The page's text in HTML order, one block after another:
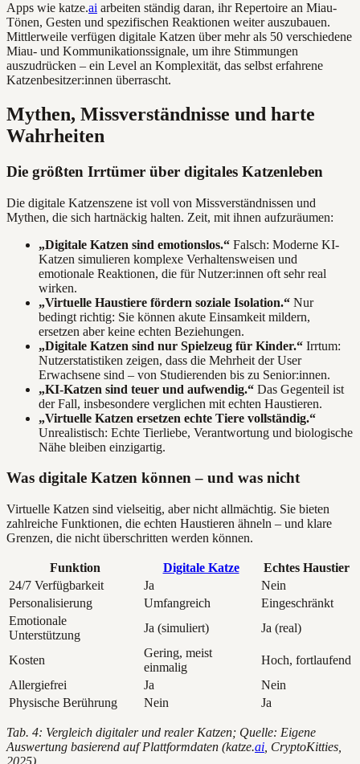
Apps wie katze.ai arbeiten ständig daran, ihr Repertoire an Miau-
Tönen, Gesten und spezifischen Reaktionen weiter auszubauen.
Mittlerweile verfügen digitale Katzen über mehr als 50 verschiedene
Miau- und Kommunikationssignale, um ihre Stimmungen
auszudrücken – ein Level an Komplexität, das selbst erfahrene
Katzenbesitzer:innen überrascht.
Mythen, Missverständnisse und harte
Wahrheiten
Die größten Irrtümer über digitales Katzenleben
Die digitale Katzenszene ist voll von Missverständnissen und
Mythen, die sich hartnäckig halten. Zeit, mit ihnen aufzuräumen:
„Digitale Katzen sind emotionslos.“ Falsch: Moderne KI-
Katzen simulieren komplexe Verhaltensweisen und
emotionale Reaktionen, die für Nutzer:innen oft sehr real
wirken.
„Virtuelle Haustiere fördern soziale Isolation.“ Nur
bedingt richtig: Sie können akute Einsamkeit mildern,
ersetzen aber keine echten Beziehungen.
„Digitale Katzen sind nur Spielzeug für Kinder.“ Irrtum:
Nutzerstatistiken zeigen, dass die Mehrheit der User
Erwachsene sind – von Studierenden bis zu Senior:innen.
„KI-Katzen sind teuer und aufwendig.“ Das Gegenteil ist
der Fall, insbesondere verglichen mit echten Haustieren.
„Virtuelle Katzen ersetzen echte Tiere vollständig.“
Unrealistisch: Echte Tierliebe, Verantwortung und biologische
Nähe bleiben einzigartig.
Was digitale Katzen können – und was nicht
Virtuelle Katzen sind vielseitig, aber nicht allmächtig. Sie bieten
zahlreiche Funktionen, die echten Haustieren ähneln – und klare
Grenzen, die nicht überschritten werden können.
Funktion Digitale Katze
Echtes Haustier
24/7 Verfügbarkeit
Ja
Nein
Personalisierung
Umfangreich
Eingeschränkt
Emotionale
Unterstützung
Ja (simuliert) Ja (real)
Kosten
Gering, meist
einmalig
Hoch, fortlaufend
Allergiefrei
Ja
Nein
Physische Berührung
Nein Ja
Tab. 4: Vergleich digitaler und realer Katzen; Quelle: Eigene
Auswertung basierend auf Plattformdaten (katze.ai , CryptoKitties,
2025)